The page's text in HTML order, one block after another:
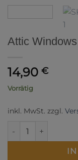
Attic Windows
14,90 €
Vorrätig
inkl. MwSt. zzgl.